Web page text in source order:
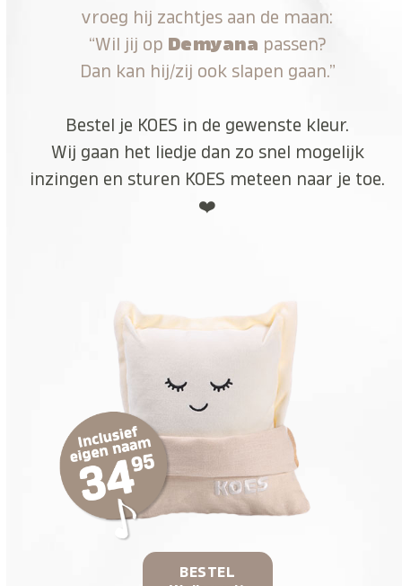
vroeg hij zachtjes aan de maan:
“Wil jij op Demyana passen?
Dan kan hij/zij ook slapen gaan.”
Bestel je KOES in de gewenste kleur.
Wij gaan het liedje dan zo snel mogelijk
inzingen en sturen KOES meteen naar je toe.
❤️
BESTEL